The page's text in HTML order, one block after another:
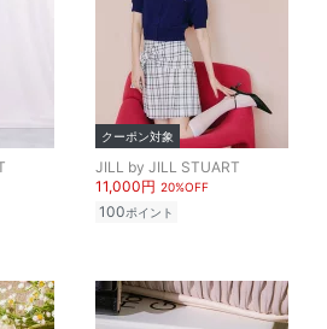
クーポン対象
JILL by JILL STUART
11,000円 20%OFF
100ポイント